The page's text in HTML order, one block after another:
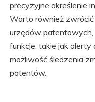
precyzyjne określenie
Warto również
urzędów
funkcje, takie jak alerty
możliwość śledzenia
patentów.